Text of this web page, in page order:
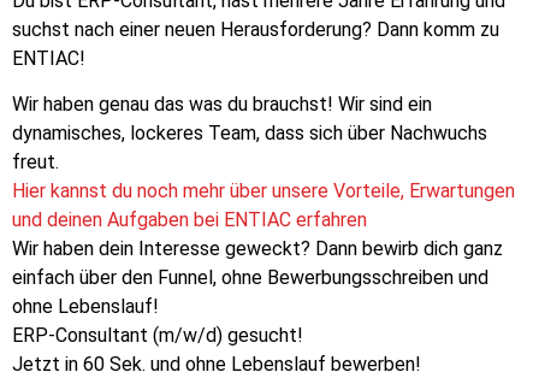
suchst nach einer neuen Herausforderung? Dann komm zu
ENTIAC!
Wir haben genau das was du brauchst! Wir sind ein
dynamisches, lockeres Team, dass sich über Nachwuchs
freut.
Hier kannst du noch mehr über unsere Vorteile, Erwartungen
und deinen Aufgaben bei ENTIAC erfahren
Wir haben dein Interesse geweckt? Dann bewirb dich ganz
einfach über den Funnel, ohne Bewerbungsschreiben und
ohne Lebenslauf!
ERP-Consultant (m/w/d) gesucht!
Jetzt in 60 Sek. und ohne Lebenslauf bewerben!